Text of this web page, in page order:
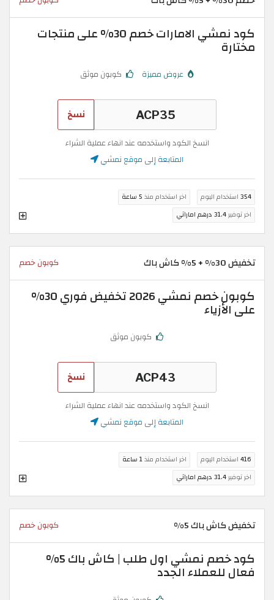
كود نمشي الامارات خصم 30% على منتجات
مختارة
عروض مميزة كوبون موثق
نسخ
انسخ الكود واستخدمه عند انهاء عملية الشراء
المتابعة إلى موقع نمشي
354 استخدام اليوم اخر استخدام منذ 5 ساعة
اخر توفير31.4 درهم اماراتي
تخفيض 30% + 5% كاش باك كوبون خصم
كوبون خصم نمشي 2026 تخفيض فوري 30%
على الأزياء
كوبون موثق
نسخ
انسخ الكود واستخدمه عند انهاء عملية الشراء
المتابعة إلى موقع نمشي
416 استخدام اليوم اخر استخدام منذ1 ساعة
اخر توفير31.4 درهم اماراتي
تخفيض كاش باك 5% كوبون خصم
كود خصم نمشي اول طلب | كاش باك 5%
فعال للعملاء الجدد